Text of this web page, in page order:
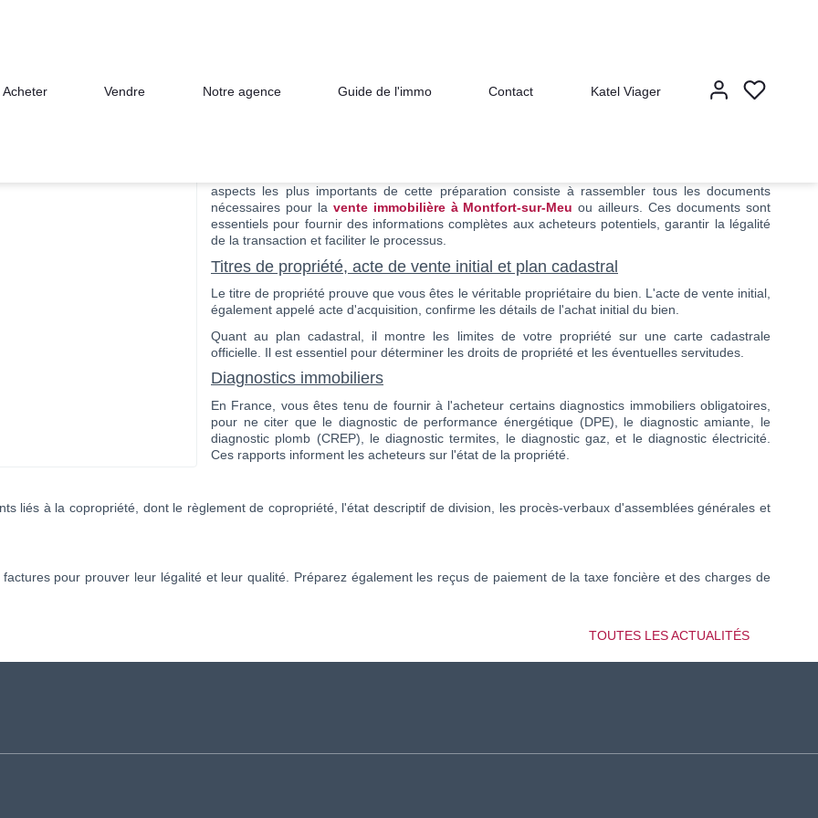
Acheter Vendre Notre agence Guide de l'immo Contact Katel Viager
pour une vente immobilière à Montfort-sur-Meu
aspects les plus importants de cette préparation consiste à rassembler tous les documents
nécessaires pour la vente immobilière à Montfort-sur-Meu ou ailleurs. Ces documents sont
essentiels pour fournir des informations complètes aux acheteurs potentiels, garantir la légalité
de la transaction et faciliter le processus.
Titres de propriété, acte de vente initial et plan cadastral
Le titre de propriété prouve que vous êtes le véritable propriétaire du bien. L'acte de vente initial,
également appelé acte d'acquisition, confirme les détails de l'achat initial du bien.
Quant au plan cadastral, il montre les limites de votre propriété sur une carte cadastrale
officielle. Il est essentiel pour déterminer les droits de propriété et les éventuelles servitudes.
Diagnostics immobiliers
En France, vous êtes tenu de fournir à l'acheteur certains diagnostics immobiliers obligatoires,
pour ne citer que le diagnostic de performance énergétique (DPE), le diagnostic amiante, le
diagnostic plomb (CREP), le diagnostic termites, le diagnostic gaz, et le diagnostic électricité.
Ces rapports informent les acheteurs sur l'état de la propriété.
liés à la copropriété, dont le règlement de copropriété, l'état descriptif de division, les procès-verbaux d'assemblées générales et
pour prouver leur légalité et leur qualité. Préparez également les reçus de paiement de la taxe foncière et des charges de
TOUTES LES ACTUALITÉS